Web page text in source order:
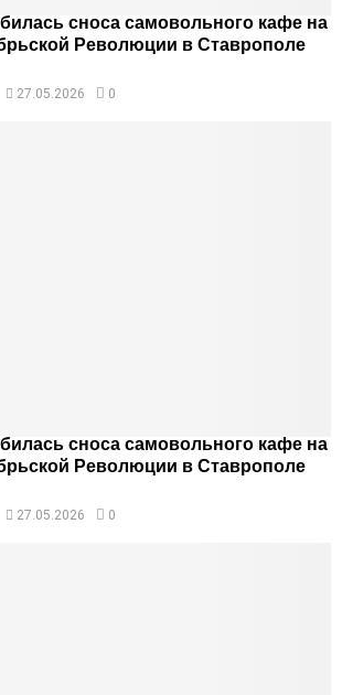
сноса самовольного кафе на
Революции в Ставрополе
27.05.2026 0
сноса самовольного кафе на
Революции в Ставрополе
27.05.2026 0